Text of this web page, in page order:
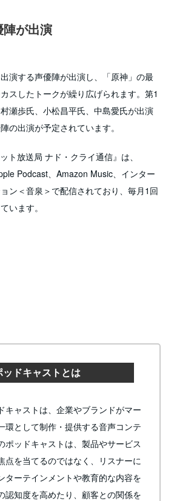
が出演
演する声優陣が出演し、「原神」の最
スしたトークが繰り広げられます。第1
瀬歩氏、小松昌平氏、中島愛氏が出演
の出演が予定されています。
ト放送局 ナド・クライ通信』は、
Podcast、Amazon Music、インター
ン＜音泉＞で配信されており、毎月1回
います。
ドキャストとは
キャストは、企業やブランドがマー
環として制作・提供する音声コンテ
ポッドキャストは、製品やサービス
点を当てるのではなく、リスナーに
ターテインメントや教育的な内容を
認知度を高めたり、顧客との関係を